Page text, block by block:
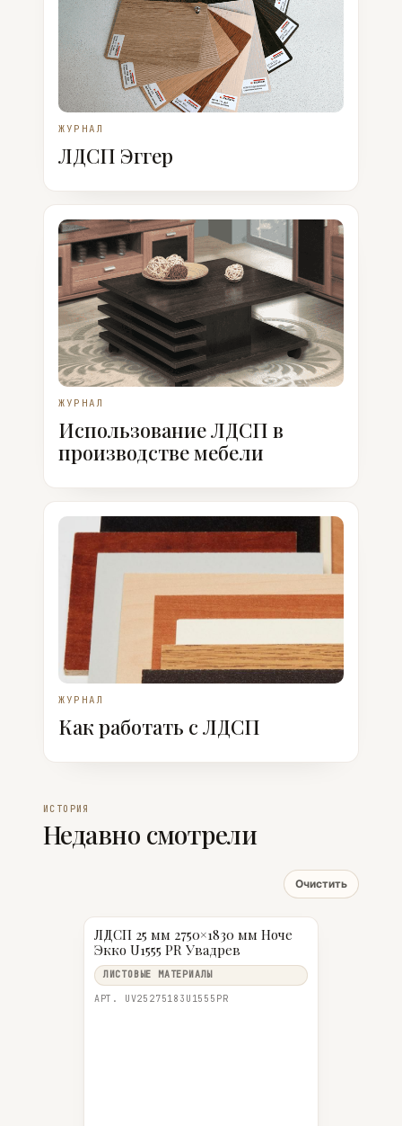
ЖУРНАЛ
ЛДСП Эггер
ЖУРНАЛ
Использование ЛДСП в
производстве мебели
ЖУРНАЛ
Как работать с ЛДСП
ИСТОРИЯ
Недавно смотрели
Очистить
ЛДСП 25 мм 2750×1830 мм Ноче
Экко U1555 PR Увадрев
ЛИСТОВЫЕ МАТЕРИАЛЫ
АРТ. UV25275183U1555PR